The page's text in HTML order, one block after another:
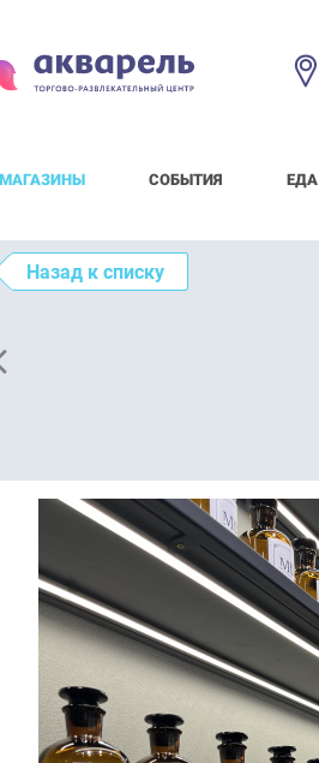
МАГАЗИНЫ СОБЫТИЯ ЕДА
Назад к списку